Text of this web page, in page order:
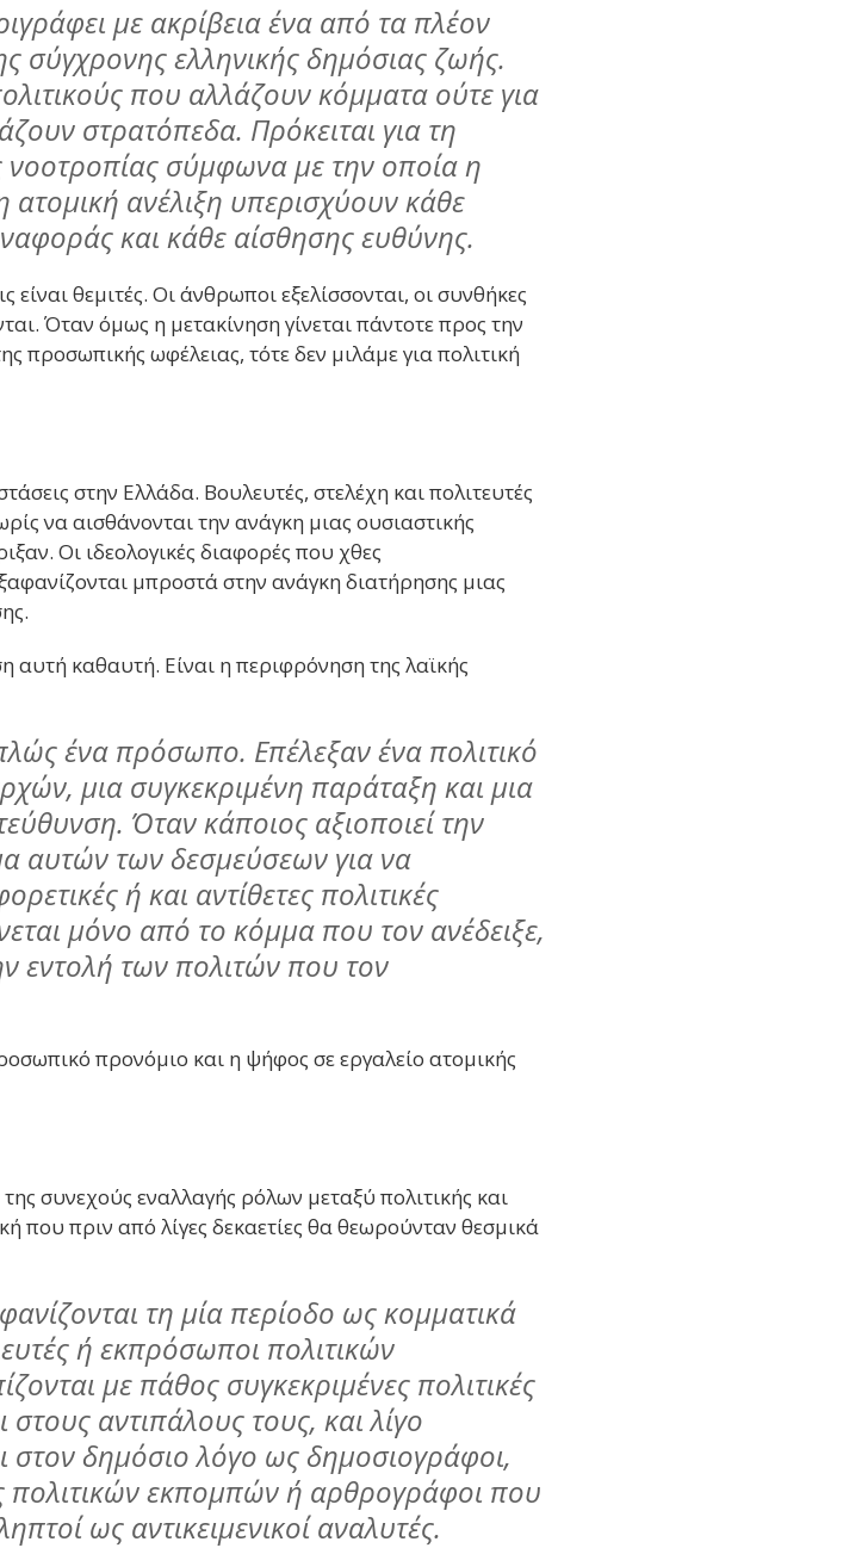
με ακρίβεια ένα από τα πλέον
σύγχρονης ελληνικής δημόσιας ζωής.
που αλλάζουν κόμματα ούτε για
στρατόπεδα. Πρόκειται για τη
νοοτροπίας σύμφωνα με την οποία η
ανέλιξη υπερισχύουν κάθε
και κάθε αίσθησης ευθύνης.
είναι θεμιτές. Οι άνθρωποι εξελίσσονται, οι συνθήκες
Όταν όμως η μετακίνηση γίνεται πάντοτε προς την
προσωπικής ωφέλειας, τότε δεν μιλάμε για πολιτική
στην Ελλάδα. Βουλευτές, στελέχη και πολιτευτές
να αισθάνονται την ανάγκη μιας ουσιαστικής
Οι ιδεολογικές διαφορές που χθες
μπροστά στην ανάγκη διατήρησης μιας
αυτή καθαυτή. Είναι η περιφρόνηση της λαϊκής
ένα πρόσωπο. Επέλεξαν ένα πολιτικό
μια συγκεκριμένη παράταξη και μια
Όταν κάποιος αξιοποιεί την
αυτών των δεσμεύσεων για να
ή και αντίθετες πολιτικές
μόνο από το κόμμα που τον ανέδειξε,
εντολή των πολιτών που τον
προνόμιο και η ψήφος σε εργαλείο ατομικής
συνεχούς εναλλαγής ρόλων μεταξύ πολιτικής και
που πριν από λίγες δεκαετίες θα θεωρούνταν θεσμικά
τη μία περίοδο ως κομματικά
ή εκπρόσωποι πολιτικών
με πάθος συγκεκριμένες πολιτικές
στους αντιπάλους τους, και λίγο
στον δημόσιο λόγο ως δημοσιογράφοι,
πολιτικών εκπομπών ή αρθρογράφοι που
ως αντικειμενικοί αναλυτές.